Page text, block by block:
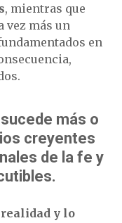
, mientras que
vez más un
en
más o
creyentes
de la fe y
y lo